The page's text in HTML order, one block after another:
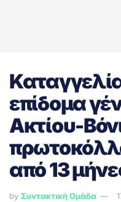
επίδομα
Ακτίου-
από 13
by Συντακτική Ομάδα